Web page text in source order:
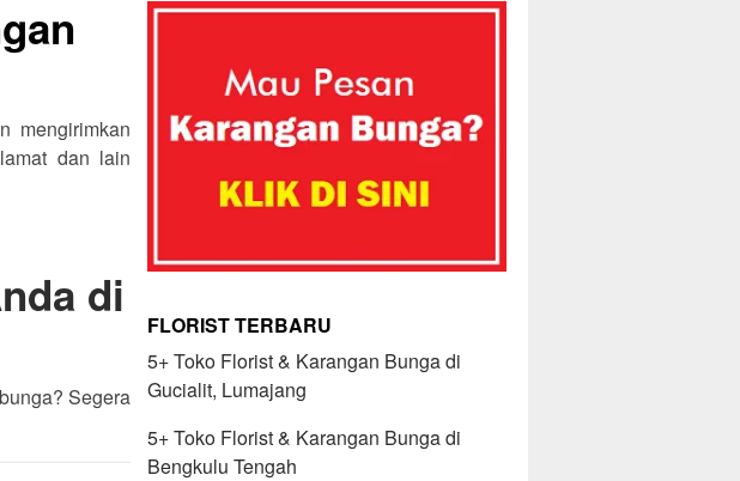
mengirimkan
dan lain
di
Segera
FLORIST TERBARU
5+ Toko Florist & Karangan Bunga di
Gucialit, Lumajang
5+ Toko Florist & Karangan Bunga di
Bengkulu Tengah